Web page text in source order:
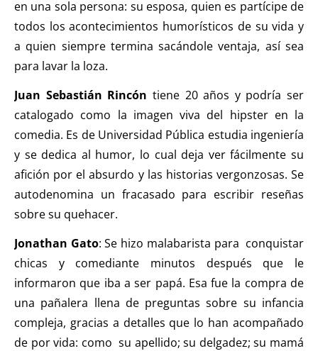
en una sola persona: su esposa, quien es partícipe de
todos los acontecimientos humorísticos de su vida y
a quien siempre termina sacándole ventaja, así sea
para lavar la loza.
Juan Sebastián Rincón tiene 20 años y podría ser
catalogado como la imagen viva del hipster en la
comedia. Es de Universidad Pública estudia ingeniería
y se dedica al humor, lo cual deja ver fácilmente su
afición por el absurdo y las historias vergonzosas. Se
autodenomina un fracasado para escribir reseñas
sobre su quehacer.
Jonathan Gato: Se hizo malabarista para conquistar
chicas y comediante minutos después que le
informaron que iba a ser papá. Esa fue la compra de
una pañalera llena de preguntas sobre su infancia
compleja, gracias a detalles que lo han acompañado
de por vida: como su apellido; su delgadez; su mamá